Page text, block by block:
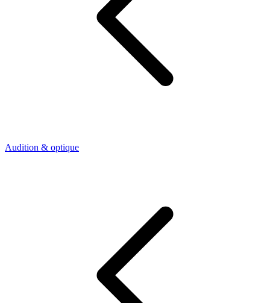
Audition & optique